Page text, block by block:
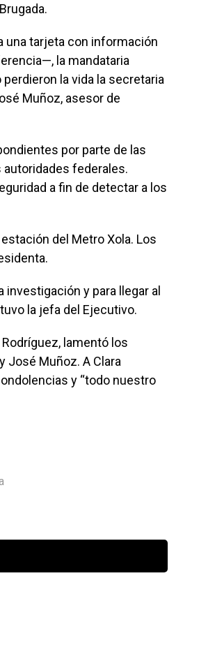
una tarjeta con información
la mandataria
la vida la secretaria
Muñoz, asesor de
por parte de las
autoridades federales.
a fin de detectar a los
del Metro Xola. Los
investigación y para llegar al
la jefa del Ejecutivo.
lamentó los
José Muñoz. A Clara
y “todo nuestro